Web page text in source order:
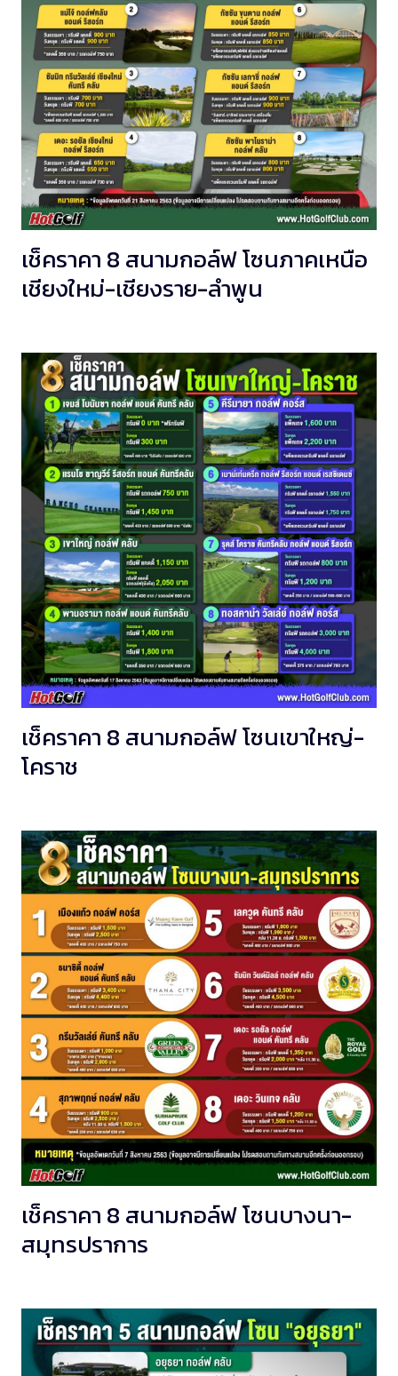
เช็คราคา 8 สนามกอล์ฟ โซนภาคเหนือ
เชียงใหม่-เชียงราย-ลำพูน
เช็คราคา 8 สนามกอล์ฟ โซนเขาใหญ่-
โคราช
เช็คราคา 8 สนามกอล์ฟ โซนบางนา-
สมุทรปราการ